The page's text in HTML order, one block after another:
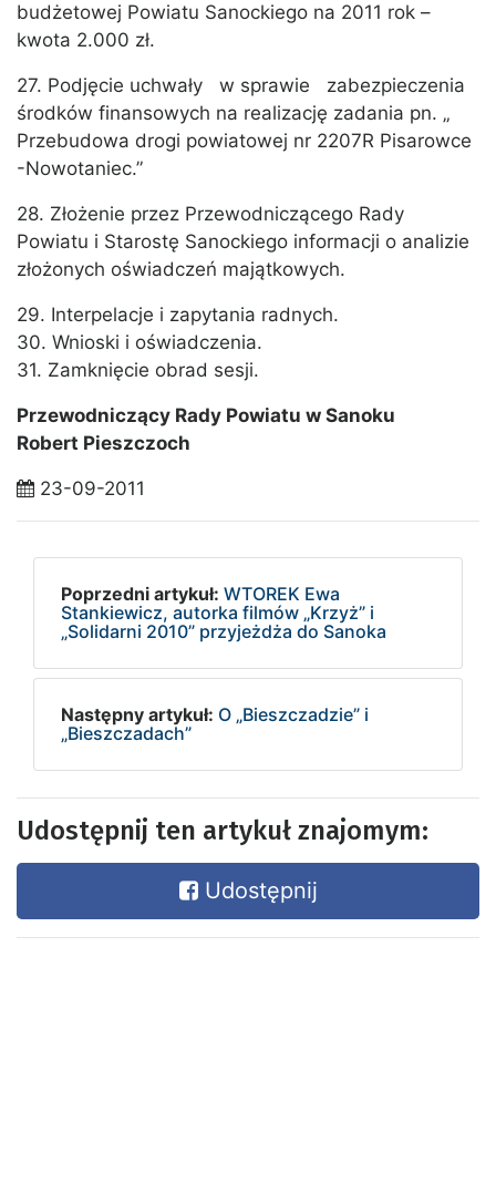
budżetowej Powiatu Sanockiego na 2011 rok –
kwota 2.000 zł.
27. Podjęcie uchwały w sprawie zabezpieczenia
środków finansowych na realizację zadania pn. „
Przebudowa drogi powiatowej nr 2207R Pisarowce
-Nowotaniec.”
28. Złożenie przez Przewodniczącego Rady
Powiatu i Starostę Sanockiego informacji o analizie
złożonych oświadczeń majątkowych.
29. Interpelacje i zapytania radnych.
30. Wnioski i oświadczenia.
31. Zamknięcie obrad sesji.
Przewodniczący Rady Powiatu w Sanoku
Robert Pieszczoch
23-09-2011
Poprzedni artykuł: WTOREK Ewa
Stankiewicz, autorka filmów „Krzyż” i
„Solidarni 2010” przyjeżdża do Sanoka
Następny artykuł: O „Bieszczadzie” i
„Bieszczadach”
Udostępnij ten artykuł znajomym:
Udostępnij